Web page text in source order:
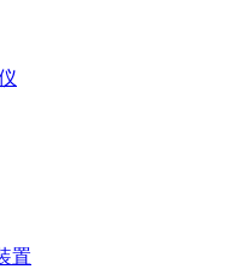
置